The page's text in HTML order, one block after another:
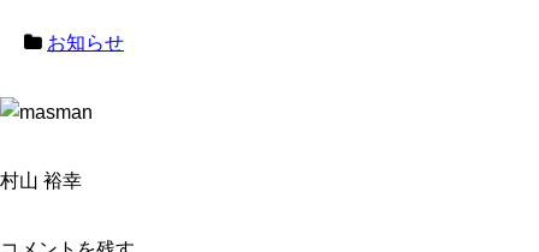
お知らせ
村山 裕幸